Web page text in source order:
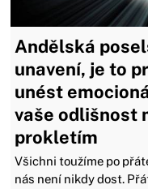
Andělská
unavení, je to
unést
vaše odlišnost
prokletím
Všichni toužíme po
nás není nikdy dost.